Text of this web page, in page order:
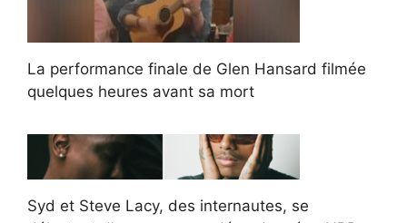
La performance finale de Glen Hansard filmée
quelques heures avant sa mort
Syd et Steve Lacy, des internautes, se